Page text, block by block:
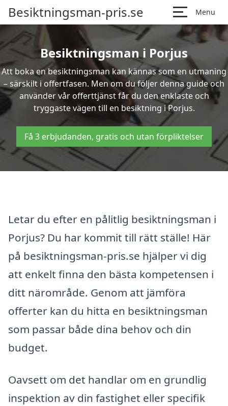
Besiktningsman-pris.se Menu
Besiktningsman i Porjus
Att boka en besiktningsman kan kännas som en utmaning
– särskilt i offertfasen. Men om du följer denna guide och
använder vår offerttjänst får du den enklaste och
tryggaste vägen till en besiktning i Porjus.
Få 3 erbjudanden, gratis och utan förpliktelser
Letar du efter en pålitlig besiktningsman i
Porjus? Du har kommit till rätt ställe! Här
på besiktningsman-pris.se hjälper vi dig
att enkelt finna den bästa kompetensen i
ditt närområde. Genom att jämföra
offerter kan du hitta en besiktningsman
som passar både dina behov och din
budget.
Oavsett om det handlar om en grundlig
inspektion av din fastighet eller specifik